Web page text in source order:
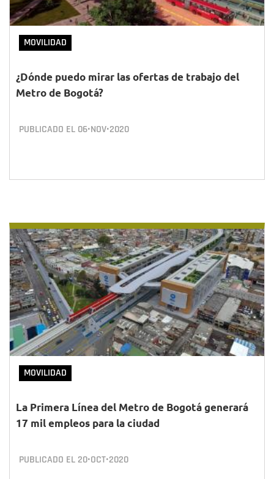
MOVILIDAD
¿Dónde puedo mirar las ofertas de trabajo del
Metro de Bogotá?
PUBLICADO EL 06•NOV•2020
MOVILIDAD
La Primera Línea del Metro de Bogotá generará
17 mil empleos para la ciudad
PUBLICADO EL 20•OCT•2020